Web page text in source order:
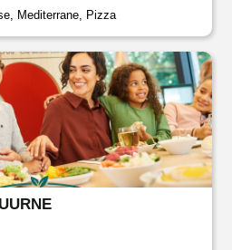
Mediterrane, Pizza